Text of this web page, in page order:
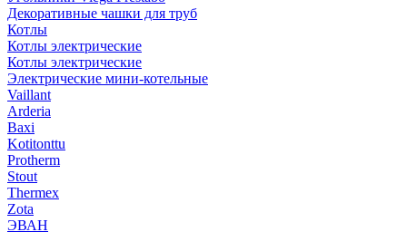
Декоративные чашки для труб
Котлы
Котлы электрические
Котлы электрические
Электрические мини-котельные
Vaillant
Arderia
Baxi
Kotitonttu
Protherm
Stout
Thermex
Zota
ЭВАН